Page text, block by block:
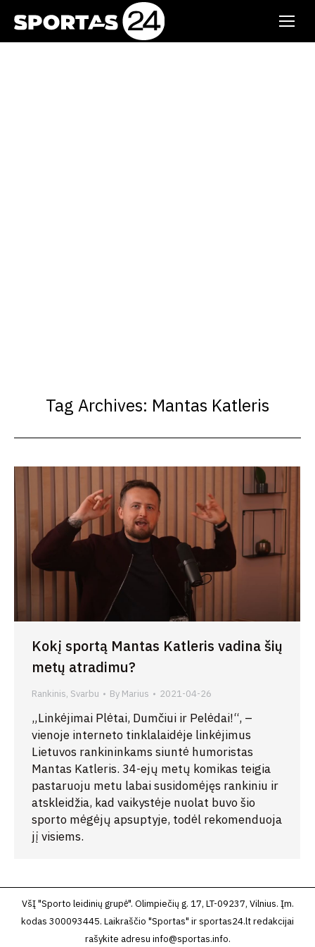
Tag Archives: Mantas Katleris
Kokį sportą Mantas Katleris vadina šių
metų atradimu?
Rankinis, Svarbu By Marius 2021-04-26
„Linkėjimai Plėtai, Dumčiui ir Pelėdai!“, –
vienoje interneto tinklalaidėje linkėjimus
Lietuvos rankininkams siuntė humoristas
Mantas Katleris. 34-ejų metų komikas teigia
pastaruoju metu labai susidomėjęs rankiniu ir
atskleidžia, kad vaikystėje nuolat buvo šio
sporto mėgėjų apsuptyje, todėl rekomenduoja
jį visiems.
VšĮ "Sporto leidinių grupė". Olimpiečių g. 17, LT-09237, Vilnius. Įm.
kodas 300093445. Laikraščio "Sportas" ir sportas24.lt redakcijai
rašykite adresu info@sportas.info.